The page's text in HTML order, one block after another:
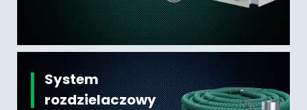
System
rozdzielaczowy